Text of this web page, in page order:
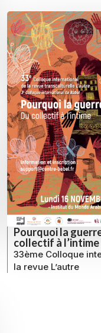
Pourquoi la
collectif à l’intime
33ème Colloque
la revue L’autre